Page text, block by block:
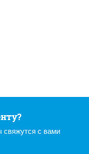
свяжутся с вами